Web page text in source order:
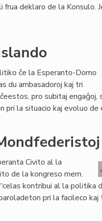
frua deklaro de la Konsulo.
ĉe la Esperanto-Domo
du ambasadoroj kaj tri
pro subitaj
la situacio kaj evoluo de
Civito al la
de la kongreso mem.
kontribui al la politika
pri la facileco kaj